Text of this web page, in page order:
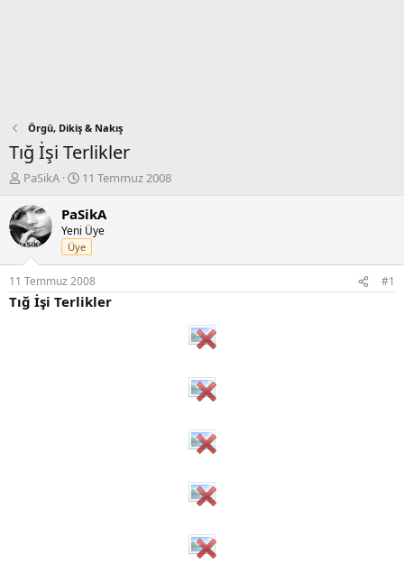
Örgü, Dikiş & Nakış
Tığ İşi Terlikler
K
n
b
u
y
u
b
a
PaSikA
B
ş
a
n
g
ı
ç
11 Temmuz 2008
PaSikA
Yeni Üye
Üye
11 Temmuz 2008 #1
Tığ İşi Terlikler